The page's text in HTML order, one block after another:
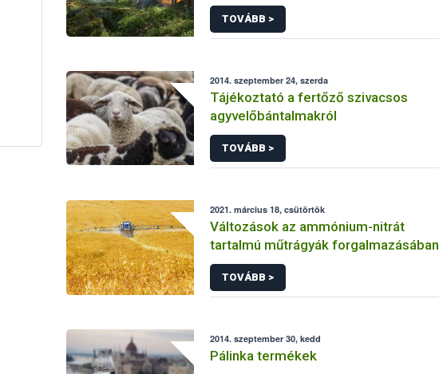
TOVÁBB >
2014. szeptember 24, szerda
Tájékoztató a fertőző szivacsos
agyvelőbántalmakról
TOVÁBB >
2021. március 18, csütörtök
Változások az ammónium-nitrát
tartalmú műtrágyák forgalmazásában
TOVÁBB >
2014. szeptember 30, kedd
Pálinka termékek